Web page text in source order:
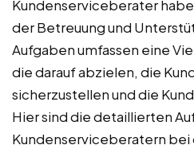
Kundenserviceberater
der Betreuung und
Aufgaben umfassen eine
die darauf abzielen, die
sicherzustellen und die
Hier sind die detaillierten
Kundenserviceberatern